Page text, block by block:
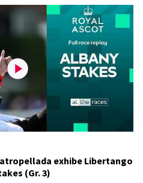
exhibe Libertango
(Gr. 3)